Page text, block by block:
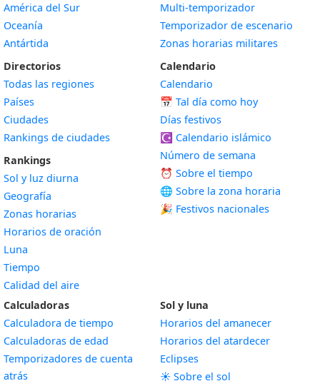
América del Sur
Oceanía
Antártida
Directorios
Todas las regiones
Países
Ciudades
Rankings de ciudades
Rankings
Sol y luz diurna
Geografía
Zonas horarias
Horarios de oración
Luna
Tiempo
Calidad del aire
Multi-temporizador
Temporizador de escenario
Zonas horarias militares
Calendario
Calendario
📅 Tal día como hoy
Días festivos
☪️ Calendario islámico
Número de semana
⏰ Sobre el tiempo
🌐 Sobre la zona horaria
🎉 Festivos nacionales
Calculadoras
Calculadora de tiempo
Calculadoras de edad
Temporizadores de cuenta
atrás
Sol y luna
Horarios del amanecer
Horarios del atardecer
Eclipses
☀️ Sobre el sol